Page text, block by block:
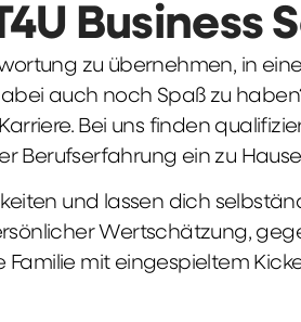
Business
zu übernehmen, in
auch noch Spaß zu
Bei uns finden
Berufserfahrung ein zu
und lassen dich
Wertschätzung,
mit eingespieltem